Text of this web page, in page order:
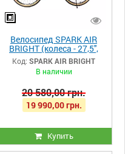
Велосипед SPARK AIR
BRIGHT (колеса - 27,5'',
алюмінієва рама - 17'')
Код: SPARK AIR BRIGHT
В наличии
20 580,00 грн.
19 990,00 грн.
Купить